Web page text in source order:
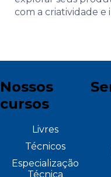
com a criatividade e
Nossos
cursos
Livres
Técnicos
Especialização
Técnica